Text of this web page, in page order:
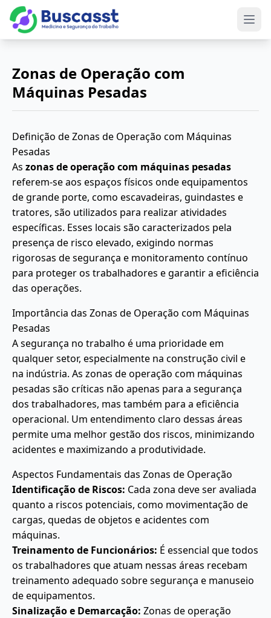
Zonas de Operação com
Máquinas Pesadas
Definição de Zonas de Operação com Máquinas
Pesadas
As zonas de operação com máquinas pesadas
referem-se aos espaços físicos onde equipamentos
de grande porte, como escavadeiras, guindastes e
tratores, são utilizados para realizar atividades
específicas. Esses locais são caracterizados pela
presença de risco elevado, exigindo normas
rigorosas de segurança e monitoramento contínuo
para proteger os trabalhadores e garantir a eficiência
das operações.
Importância das Zonas de Operação com Máquinas
Pesadas
A segurança no trabalho é uma prioridade em
qualquer setor, especialmente na construção civil e
na indústria. As zonas de operação com máquinas
pesadas são críticas não apenas para a segurança
dos trabalhadores, mas também para a eficiência
operacional. Um entendimento claro dessas áreas
permite uma melhor gestão dos riscos, minimizando
acidentes e maximizando a produtividade.
Aspectos Fundamentais das Zonas de Operação
Identificação de Riscos: Cada zona deve ser avaliada
quanto a riscos potenciais, como movimentação de
cargas, quedas de objetos e acidentes com
máquinas.
Treinamento de Funcionários: É essencial que todos
os trabalhadores que atuam nessas áreas recebam
treinamento adequado sobre segurança e manuseio
de equipamentos.
Sinalização e Demarcação: Zonas de operação